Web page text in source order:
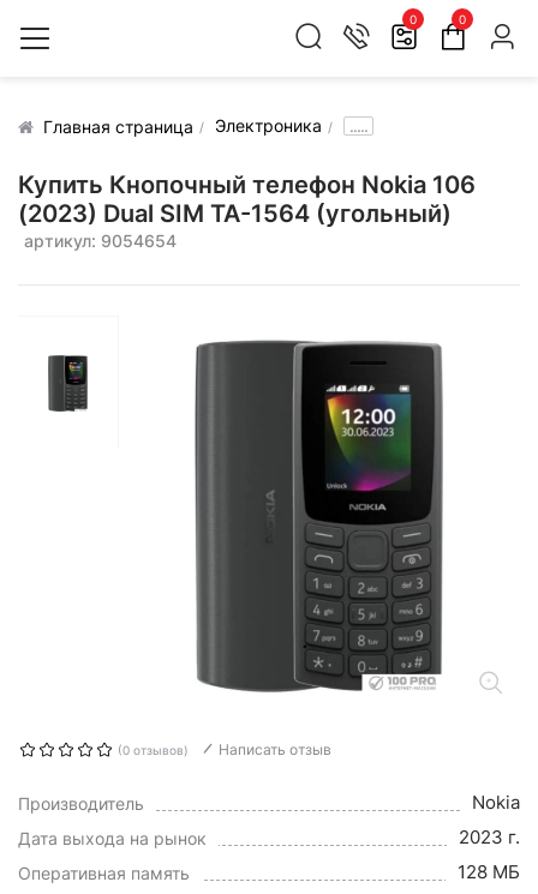
0 0
Главная страница Электроника .....
Купить Кнопочный телефон Nokia 106
(2023) Dual SIM TA-1564 (угольный)
артикул: 9054654
(0 отзывов) Написать отзыв
Производитель Nokia
Дата выхода на рынок 2023 г.
Оперативная память 128 МБ